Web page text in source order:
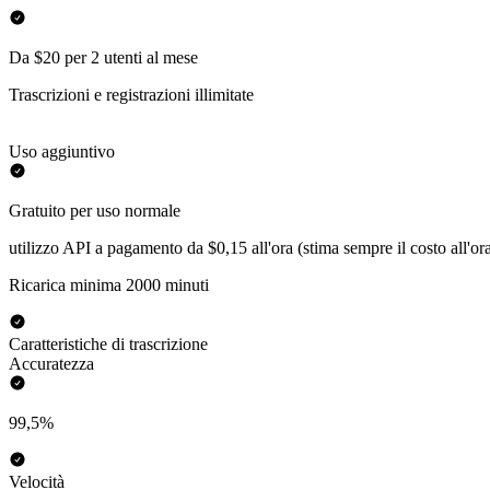
Da $20 per 2 utenti al mese
Trascrizioni e registrazioni illimitate
Uso aggiuntivo
Gratuito per uso normale
utilizzo API a pagamento da $0,15 all'ora (stima sempre il costo
Ricarica minima 2000 minuti
Caratteristiche di trascrizione
Accuratezza
99,5%
Velocità